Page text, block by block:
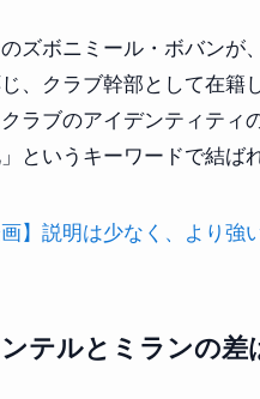
ズボニミール・ボバンが
、クラブ幹部として在籍
ラブのアイデンティテ
というキーワードで結ば
画】説明は少なく、より
テルとミランの差